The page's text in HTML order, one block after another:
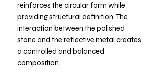
reinforces the circular form while
providing structural definition. The
interaction between the polished
stone and the reflective metal creates
a controlled and balanced
composition.